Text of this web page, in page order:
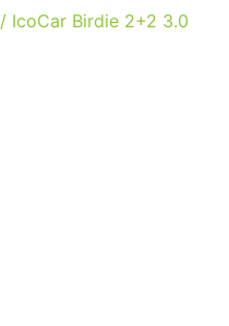
/ IcoCar Birdie 2+2 3.0